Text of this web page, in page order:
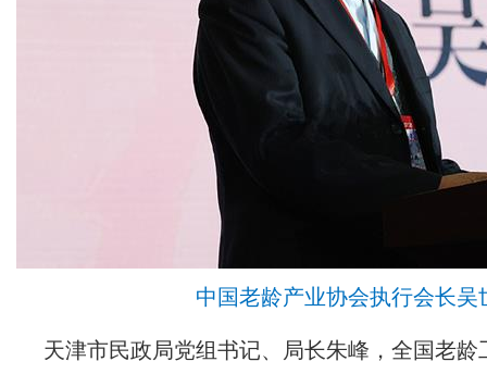
中国老龄产业协会执行会长吴
天津市民政局党组书记、局长朱峰，全国老龄